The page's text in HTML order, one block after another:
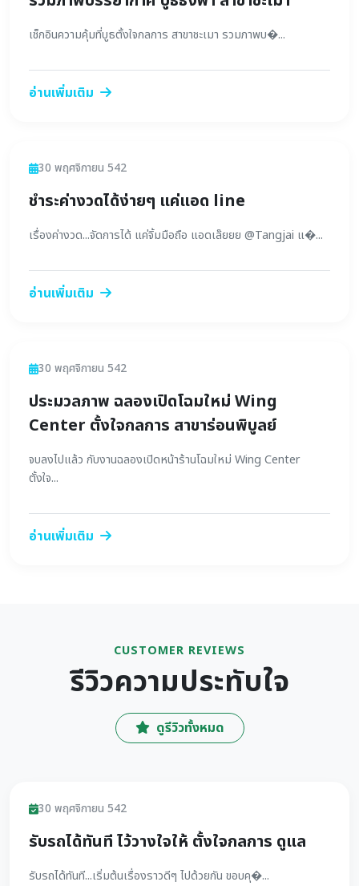
เช็กอินความคุ้มที่บูธตั้งใจกลการ สาขาชะเมา รวมภาพบ�...
อ่านเพิ่มเติม
ข่าวสาร
30 พฤศจิกายน 542
ชำระค่างวดได้ง่ายๆ แค่แอด line
เรื่องค่างวด...จัดการได้ แค่จิ้มมือถือ แอดเล๊ยยย @Tangjai แ�...
อ่านเพิ่มเติม
ข่าวสาร
30 พฤศจิกายน 542
ประมวลภาพ ฉลองเปิดโฉมใหม่ Wing
Center ตั้งใจกลการ สาขาร่อนพิบูลย์
จบลงไปแล้ว กับงานฉลองเปิดหน้าร้านโฉมใหม่ Wing Center
ตั้งใจ...
อ่านเพิ่มเติม
CUSTOMER REVIEWS
รีวิวความประทับใจ
ดูรีวิวทั้งหมด
รีวิว
30 พฤศจิกายน 542
รับรถได้ทันที ไว้วางใจให้ ตั้งใจกลการ ดูแล
รับรถได้ทันที...เริ่มต้นเรื่องราวดีๆ ไปด้วยกัน ขอบคุ�...